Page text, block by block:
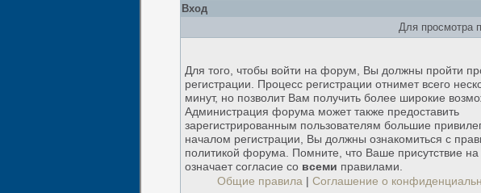
Вход
Для просмотра
Для того, чтобы войти на форум, Вы должны пройти
регистрации. Процесс регистрации отнимет всего
минут, но позволит Вам получить более широкие
Администрация форума может также предоставить
зарегистрированным пользователям большие
началом регистрации, Вы должны ознакомиться с
политикой форума. Помните, что Ваше присутствие
означает согласие со всеми правилами.
Общие правила | Соглашение о